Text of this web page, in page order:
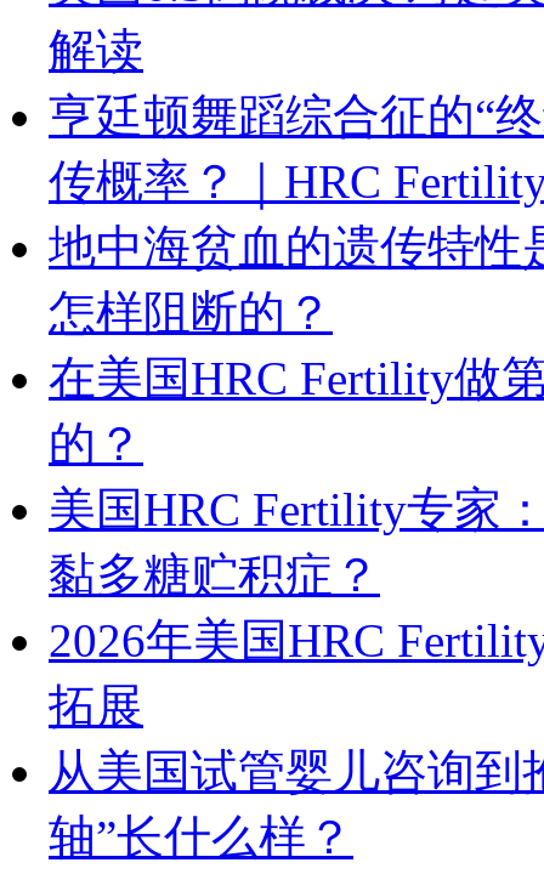
解读
亨廷顿舞蹈综合征的“
传概率？｜HRC
地中海贫血的遗传特性
怎样阻断的？
在美国HRC Fertility做
的？
美国HRC Fertility专家
黏多糖贮积症？
2026年美国HRC
拓展
从美国试管婴儿咨询到
轴”长什么样？